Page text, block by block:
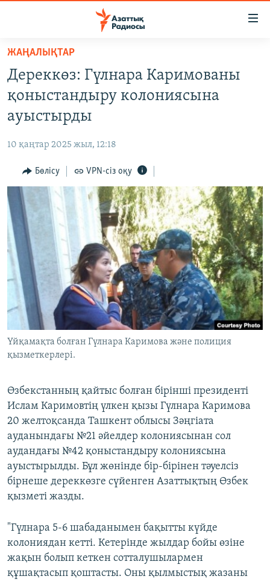
Skip
main
content
to
main
Navigation
to
Search
САЯСАТ
АДАМ ҚҰҚЫҚТАРЫ
ӘЛЕУМЕТ
ӘЛЕМ
АРНАЙЫ ЖОБАЛАР
Русский
ЖАЗЫЛЫҢЫЗ
Басқа тілдерде
ЖАҢАЛЫҚТАР
Дереккөз: Гүлнара Каримованы
қоныстандыру колониясына
ауыстырды
10 қаңтар 2025 жыл, 12:18
Бөлісу VPN-сіз оқу
Үйқамақта болған Гүлнара Каримова және полиция
қызметкерлері.
Өзбекстанның қайтыс болған бірінші президенті
Ислам Каримовтің үлкен қызы Гүлнара Каримова
20 желтоқсанда Ташкент облысы Зәңгіата
ауданындағы №21 әйелдер колониясынан сол
аудандағы №42 қоныстандыру колониясына
ауыстырылды. Бұл жөнінде бір-бірінен тәуелсіз
бірнеше дереккөзге сүйенген Азаттықтың Өзбек
қызметі жазды.
"Гүлнара 5-6 шабаданымен бақытты күйде
колониядан кетті. Кетерінде жылдар бойы өзіне
жақын болып кеткен сотталушылармен
құшақтасып қоштасты. Оны қылмыстық жазаны